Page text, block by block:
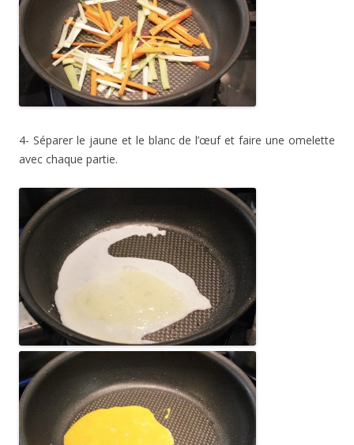
4- Séparer le jaune et le blanc de l’œuf et faire une omelette
avec chaque partie.